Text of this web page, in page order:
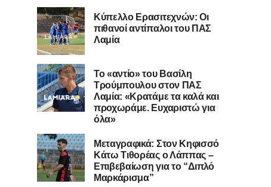
Κύπελλο Ερασιτεχνών: Οι
πιθανοί αντίπαλοι του ΠΑΣ
Λαμία
Το «αντίο» του Βασίλη
Τρούμπουλου στον ΠΑΣ
Λαμία: «Κρατάμε τα καλά και
προχωράμε. Ευχαριστώ για
όλα»
Μεταγραφικά: Στον Κηφισσό
Κάτω Τιθορέας ο Λάππας –
Επιβεβαίωση για το “Διπλό
Μαρκάρισμα”